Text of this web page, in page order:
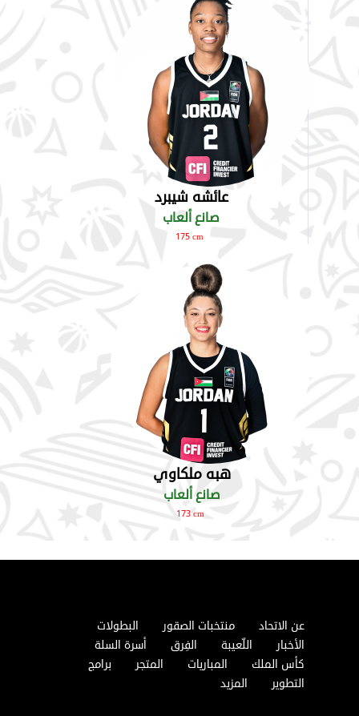
عائشه شيبرد
صانع ألعاب
175 cm
هبه ملكاوي
صانع ألعاب
173 cm
عن الاتحاد منتخبات الصقور
البطولات
الأخبار
اللّعيبة الفِرق
أسرة السلة
كأس الملك
المباريات المتجر
برامج
التطوير
المزيد